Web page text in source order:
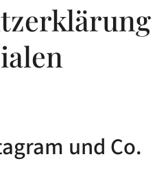
und Co.